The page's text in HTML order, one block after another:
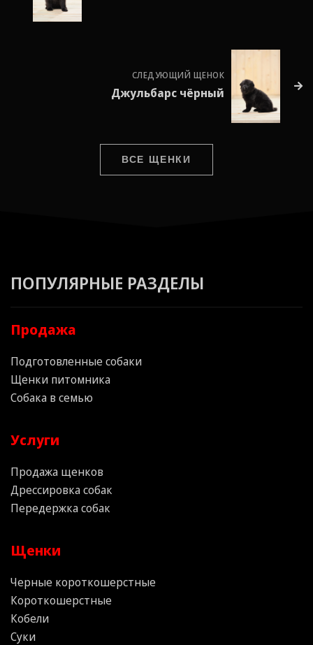
СЛЕДУЮЩИЙ ЩЕНОК
Джульбарс чёрный
ВСЕ ЩЕНКИ
ПОПУЛЯРНЫЕ РАЗДЕЛЫ
Продажа
Подготовленные собаки
Щенки питомника
Собака в семью
Услуги
Продажа щенков
Дрессировка собак
Передержка собак
Щенки
Черные короткошерстные
Короткошерстные
Кобели
Суки